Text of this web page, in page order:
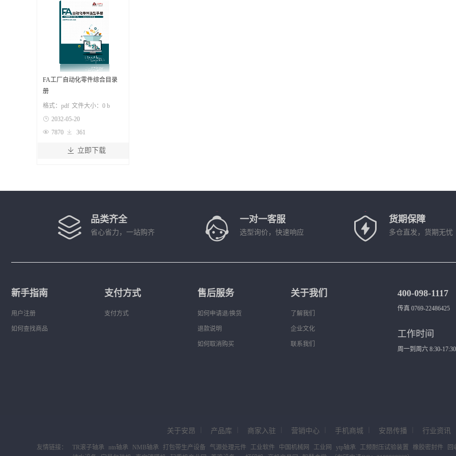
FA工厂自动化零件综合目录
册
格式： pdf 文件大小： 0 b
 2032-05-20
 7870  361
 立即下载
品类齐全
省心省力，一站购齐
一对一客服
选型询价，快速响应
货期保障
多仓直发，货期无忧
新手指南
用户注册
如何查找商品
支付方式
支付方式
售后服务
如何申请退/换货
退款说明
如何取消购买
关于我们
了解我们
企业文化
联系我们
400-098-1117
传真 0769-22486425
工作时间
周一到周六 8:30-17:30
关于安昂 产品库 商家入驻 营销中心 手机商城 安昂传播 行业资讯
友情链接： TR滚子轴承 ntn轴承 NMB轴承 打包带生产设备 气源处理元件 工业软件 中国机械网 工业网 ytp轴承 工频耐压试验装置 橡胶密封件
回